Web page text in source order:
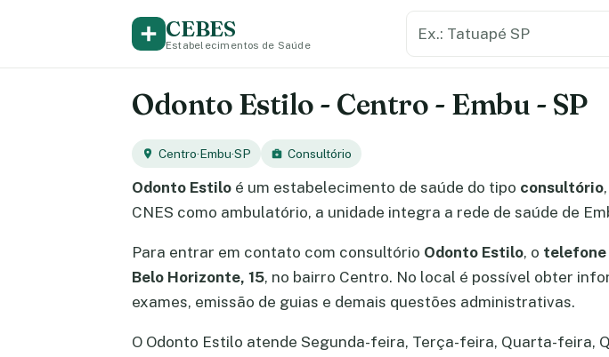
CEBES
Estabelecimentos de Saúde
Odonto Estilo - Centro - Embu - SP
Centro·Embu·SP Consultório
Odonto Estilo é um estabelecimento de saúde do tipo consultório
CNES como ambulatório, a unidade integra a rede de saúde de
Para entrar em contato com consultório Odonto Estilo, o telefone
Belo Horizonte, 15, no bairro Centro. No local é possível obter
exames, emissão de guias e demais questões administrativas.
O Odonto Estilo atende Segunda-feira, Terça-feira, Quarta-feira,